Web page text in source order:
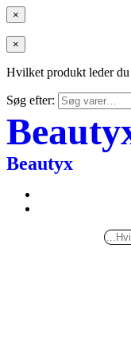
×
×
Hvilket produkt leder du
Søg efter:
Beautyx